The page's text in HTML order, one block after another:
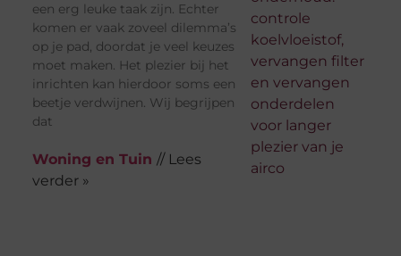
een erg leuke taak zijn. Echter
komen er vaak zoveel dilemma’s
op je pad, doordat je veel keuzes
moet maken. Het plezier bij het
inrichten kan hierdoor soms een
beetje verdwijnen. Wij begrijpen
dat
Woning en Tuin // Lees
verder »